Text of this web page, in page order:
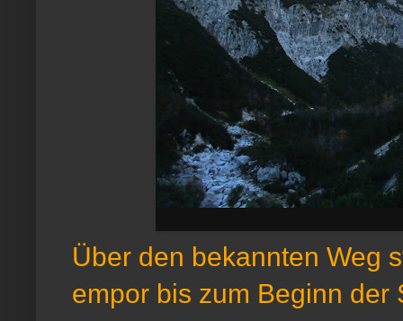
Über den bekannten Weg
empor bis zum Beginn